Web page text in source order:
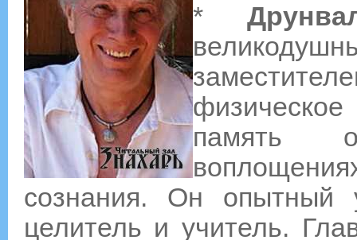
*
память
сознания. Он опытный
целитель и учитель.